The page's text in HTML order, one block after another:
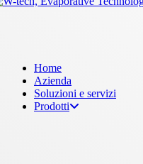
Menu
Home
Azienda
Soluzioni e servizi
Prodotti